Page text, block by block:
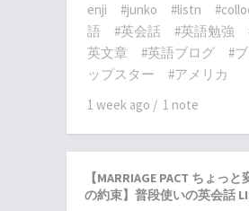
enji
#junko #listn
語
#英会話 #英語勉強
英文章
#英語ブログ #
ップスター
#アメリカ
1 week ago / 1 note
【MARRIAGE PACT ちょっ
の約束】普段使いの英会話